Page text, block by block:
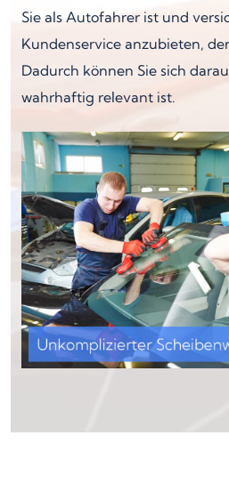
Sie als Autofahrer ist und
Kundenservice anzubieten,
Dadurch können Sie sich
wahrhaftig relevant ist.